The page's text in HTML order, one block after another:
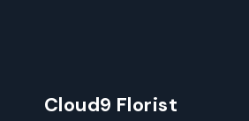
Cloud9 Florist